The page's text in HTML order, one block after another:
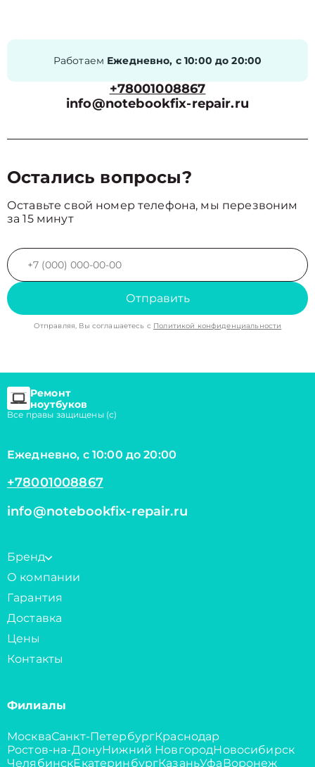
Работаем Ежедневно, с 10:00 до 20:00
+78001008867
info@notebookfix-repair.ru
Остались вопросы?
Оставьте свой номер телефона, мы перезвоним
за 15 минут
Отправить
Отправляя, Вы соглашаетесь с Политикой конфиденциальности
Ремонт
ноутбуков
Все правы защищены (с)
Ежедневно, с 10:00 до 20:00
+78001008867
info@notebookfix-repair.ru
Бренд
О компании
Гарантия
Доставка
Цены
Контакты
Филиалы
МоскваСанкт-ПетербургКраснодар
Ростов-на-ДонуНижний НовгородНовосибирск
ЧелябинскЕкатеринбургКазаньУфаВоронеж